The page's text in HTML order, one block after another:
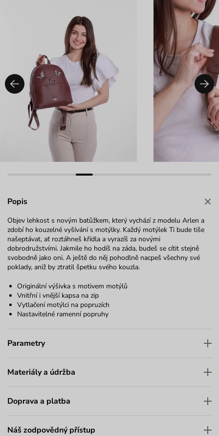
Popis
Objev lehkost s novým batůžkem, který vychází z modelu Arlen a
zdobí ho kouzelné vyšívání s motýlky. Každý motýlek Ti bude tiše
našeptávat, ať roztáhneš křídla a vyrazíš za novými
dobrodružstvími. Jakmile ho hodíš na záda, budeš se cítit stejně
svobodně jako oni. A ještě do něj pohodlně nacpeš všechny své
poklady, aniž by ztratil špetku svého kouzla.
Originální výšivka s motivem motýlů
Vnitřní i vnější kapsa na zip
Vytlačení motýlci na popruzích
Nastavitelné ramenní popruhy
Parametry
Materiály a údržba
Doprava a platba
Náš zodpovědný přístup